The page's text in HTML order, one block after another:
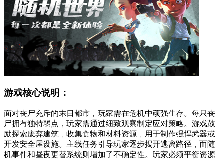
游戏核心说明：
面对丧尸充斥的末日都市，玩家需在危机中顽强生存。每只丧
尸拥有独特弱点，玩家需通过细致观察制定应对策略。游戏鼓
励探索废弃建筑，收集食物和材料资源，用于制作强悍武器或
开发安全屋设施。主线任务引导玩家逐步揭开逃离路径，而随
机事件和昼夜更替系统则增加了不确定性。玩家必须平衡资源